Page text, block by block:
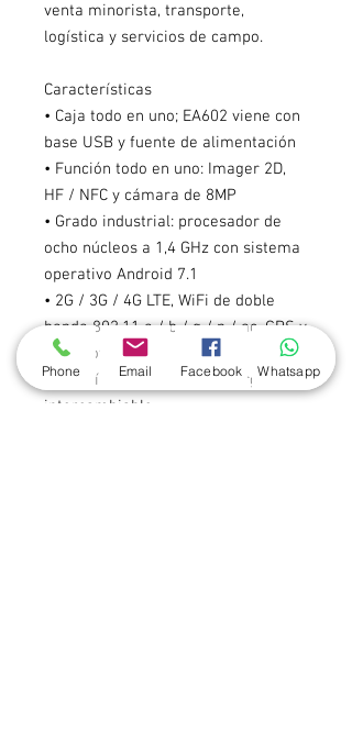
venta minorista, transporte,
logística y servicios de campo.
Características
• Caja todo en uno; EA602 viene con
base USB y fuente de alimentación
• Función todo en uno: Imager 2D,
HF / NFC y cámara de 8MP
• Grado industrial: procesador de
ocho núcleos a 1,4 GHz con sistema
operativo Android 7.1
• 2G / 3G / 4G LTE, WiFi de doble
banda 802.11 a / b / g / n / ac, GPS y
Bluetooth® 4.2
• Batería de 4000 mAh recargable e
intercambiable
Phone Email Facebook Whatsapp